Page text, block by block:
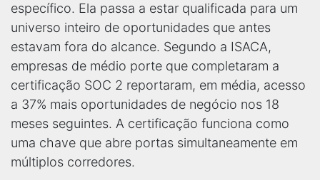
específico. Ela passa a estar qualificada para um
universo inteiro de oportunidades que antes
estavam fora do alcance. Segundo a ISACA,
empresas de médio porte que completaram a
certificação SOC 2 reportaram, em média, acesso
a 37% mais oportunidades de negócio nos 18
meses seguintes. A certificação funciona como
uma chave que abre portas simultaneamente em
múltiplos corredores.